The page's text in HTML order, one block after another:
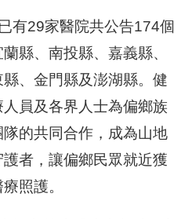
29家醫院共公告174個
縣、南投縣、嘉義縣、
、金門縣及澎湖縣。健
員及各界人士為偏鄉族
的共同合作，成為山地
者，讓偏鄉民眾就近獲
照護。